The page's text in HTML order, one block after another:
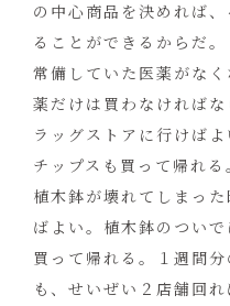
の中心商品を決めれば
ることができるからだ。
常備していた医薬がな
薬だけは買わなければ
ラッグストアに行けば
チップスも買って帰れる
植木鉢が壊れてしまっ
ばよい。植木鉢のつい
買って帰れる。１週間
も、せいぜい２店舗回れ